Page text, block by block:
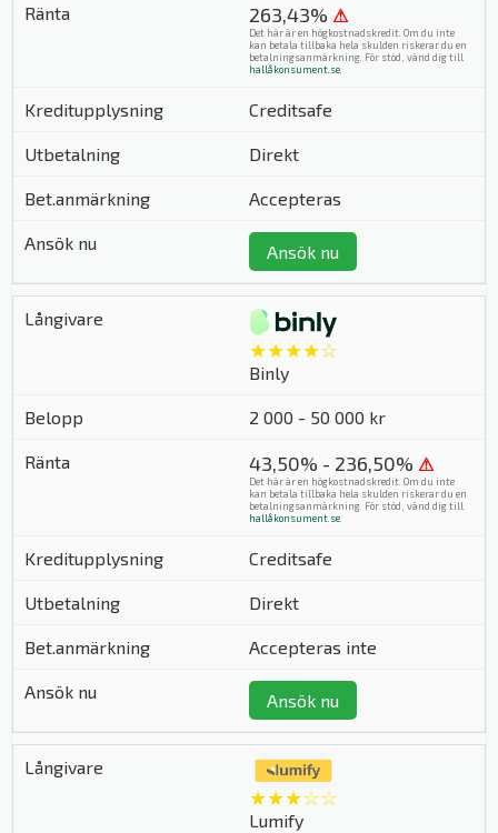
263,43% ⚠
Det här är en högkostnadskredit. Om du inte
kan betala tillbaka hela skulden riskerar du en
betalningsanmärkning. För stöd, vänd dig till
hallåkonsument.se
Creditsafe
Direkt
Accepteras
Ansök nu
★★★★☆
Binly
2 000 - 50 000 kr
43,50% - 236,50% ⚠
Det här är en högkostnadskredit. Om du inte
kan betala tillbaka hela skulden riskerar du en
betalningsanmärkning. För stöd, vänd dig till
hallåkonsument.se
Creditsafe
Direkt
Accepteras inte
Ansök nu
★★★☆☆
Lumify